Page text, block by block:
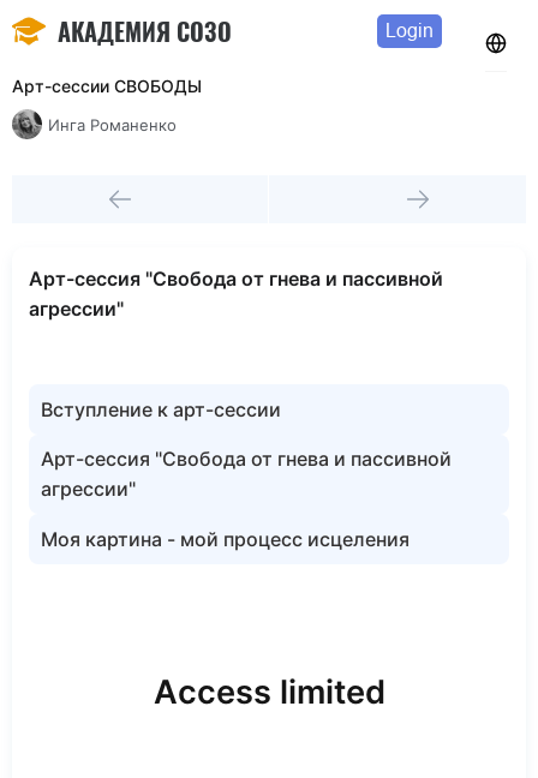
АКАДЕМИЯ СОЗО Login
Арт-сессии СВОБОДЫ
Инга Романенко
Арт-сессия "Свобода от гнева и пассивной
агрессии"
Вступление к арт-сессии
Арт-сессия "Свобода от гнева и пассивной
агрессии"
Моя картина - мой процесс исцеления
Access limited